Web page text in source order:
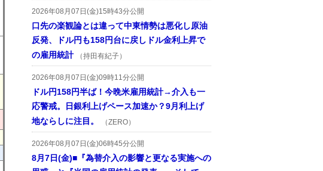
2026年08月07日(金)15時43分公開
口先の楽観論とは違って中東情勢は悪化し原油
反発、ドル円も158円台に戻しドル金利上昇で
の雇用統計
（持田有紀子）
2026年08月07日(金)09時11分公開
ドル円158円半ば！今晩米雇用統計→介入も一
応警戒。日銀利上げペース加速か？9月利上げ
地ならしに注目。
（ZERO）
2026年08月07日(金)06時45分公開
8月7日(金)■『為替介入の影響と更なる実施への